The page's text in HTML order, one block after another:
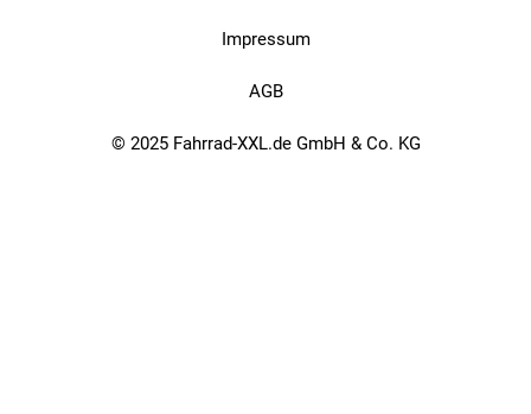
Impressum
AGB
© 2025 Fahrrad-XXL.de GmbH & Co. KG